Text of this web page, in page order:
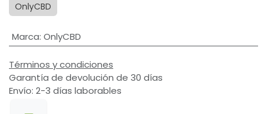
OnlyCBD
Marca: OnlyCBD
Términos y condiciones
Garantía de devolución de 30 días
Envío: 2-3 días laborables